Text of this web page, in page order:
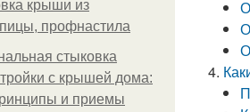
крыши из
профнастила
стыковка
с крышей дома:
и приемы